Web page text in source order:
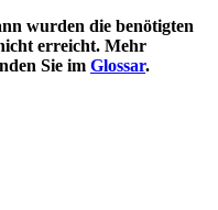
wurden die benötigten
erreicht. Mehr
Sie im Glossar.